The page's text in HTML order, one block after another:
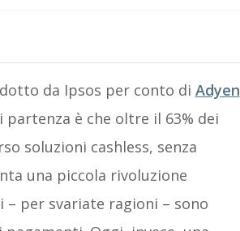
da Ipsos per conto di Adyen
è che oltre il 63% dei
soluzioni cashless, senza
una piccola rivoluzione
per svariate ragioni – sono